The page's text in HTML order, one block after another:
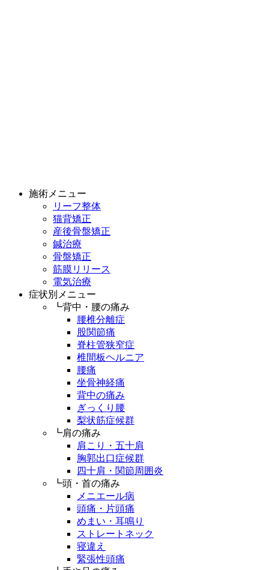
施術メニュー
リーフ整体
猫背矯正
産後骨盤矯正
鍼治療
骨盤矯正
筋膜リリース
電気治療
症状別メニュー
┗背中・腰の痛み
腰椎分離症
股関節痛
脊柱管狭窄症
椎間板ヘルニア
腰痛
坐骨神経痛
背中の痛み
ぎっくり腰
梨状筋症候群
┗肩の痛み
肩こり・五十肩
胸郭出口症候群
四十肩・関節周囲炎
┗頭・首の痛み
メニエール病
頭痛・片頭痛
めまい・耳鳴り
ストレートネック
寝違え
緊張性頭痛